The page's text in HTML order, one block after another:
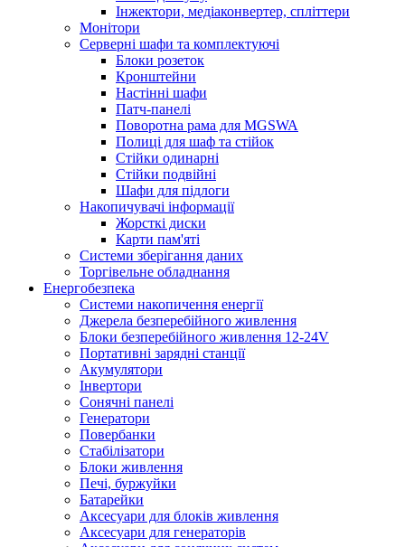
Інжектори, медіаконвертер, спліттери
Монітори
Серверні шафи та комплектуючі
Блоки розеток
Кронштейни
Настінні шафи
Патч-панелі
Поворотна рама для MGSWA
Полиці для шаф та стійок
Стійки одинарні
Стійки подвійні
Шафи для підлоги
Накопичувачі інформації
Жорсткі диски
Карти пам'яті
Системи зберігання даних
Торгівельне обладнання
Енергобезпека
Системи накопичення енергії
Джерела безперебійного живлення
Блоки безперебійного живлення 12-24V
Портативні зарядні станції
Акумулятори
Інвертори
Сонячні панелі
Генератори
Повербанки
Стабілізатори
Блоки живлення
Печі, буржуйки
Батарейки
Аксесуари для блоків живлення
Аксесуари для генераторів